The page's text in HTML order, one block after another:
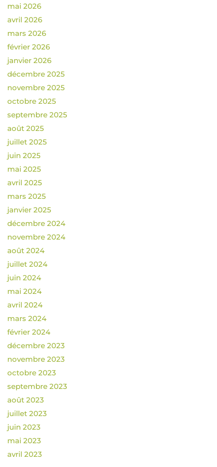
mai 2026
avril 2026
mars 2026
février 2026
janvier 2026
décembre 2025
novembre 2025
octobre 2025
septembre 2025
août 2025
juillet 2025
juin 2025
mai 2025
avril 2025
mars 2025
janvier 2025
décembre 2024
novembre 2024
août 2024
juillet 2024
juin 2024
mai 2024
avril 2024
mars 2024
février 2024
décembre 2023
novembre 2023
octobre 2023
septembre 2023
août 2023
juillet 2023
juin 2023
mai 2023
avril 2023